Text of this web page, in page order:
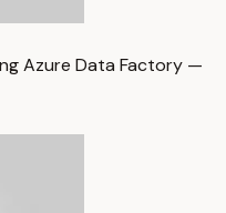
Azure Data Factory —